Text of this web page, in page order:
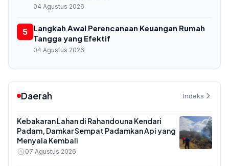
04 Agustus 2026
5
Langkah Awal Perencanaan Keuangan Rumah
Tangga yang Efektif
04 Agustus 2026
Daerah Indeks
Kebakaran Lahan di Rahandouna Kendari
Padam, Damkar Sempat Padamkan Api yang
Menyala Kembali
07 Agustus 2026